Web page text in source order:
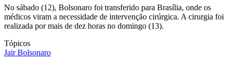
No sábado (12), Bolsonaro foi transferido para Brasília, onde os
médicos viram a necessidade de intervenção cirúrgica. A cirurgia foi
realizada por mais de dez horas no domingo (13).
Tópicos
Jair Bolsonaro